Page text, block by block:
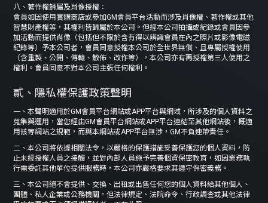
八、著作權歸屬及肖像授權：
會員如因使用實體商店或參加GM會員平台活動而涉及肖像權、著作權或其他
智慧財產權等，其權利皆歸屬於本公司。但經本公司拍攝或紀錄或會員因參
加活動而提供肖像（包括但不限於含有得以辨識會員在內之照片或影像電磁
紀錄等）予本公司者，會員同意授權本公司於全世界無償、且專屬授權使用
（含重製、公開、傳輸、散佈、改作等），本公司亦有再授權第三人使用之
權利。會員同意不對本公司主張任何權利。
貳、隱私權保護政策聲明
一、本聲明適用於GM會員平台網站或APP平台與網域，所涉及的個人資料之
蒐集與運用，當您經由GM會員平台網站或APP平台連結至其他網站後，概適
用該等網站之規範，而與本網站或APP平台無涉，GM不負連帶責任。
二、本公司將依據相關法令，以嚴格的保護措施妥善保護您的個人資料，防
止未經授權人員之接觸，並對內部人員施予完善個資保密教育，如因業務執
行需委託其他單位提供服務時，本公司亦嚴格要求其遵守保密義務。
三、本公司絕不會提供、交換、出租或出售任何您的個人資料給其他個人、
團體、私人企業或公務機關，但法律規定、法院命令、行政調查或其他法律